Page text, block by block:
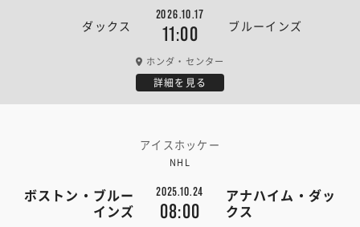
ダックス
2026.10.17
11:00 ブルーインズ
ホンダ・センター
詳細を見る
アイスホッケー
NHL
ボストン・ブルー
インズ
2025.10.24
08:00
アナハイム・ダッ
クス